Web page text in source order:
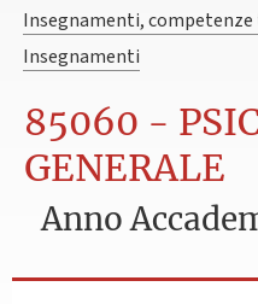
Insegnamenti, competenze
Insegnamenti
85060 -
GENERALE
Anno